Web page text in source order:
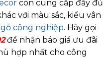
còn cung cấp đầy đủ
với màu sắc, kiểu vân
gỗ công nghiệp. Hãy gọi
để nhận báo giá ưu đãi
hợp nhất cho công